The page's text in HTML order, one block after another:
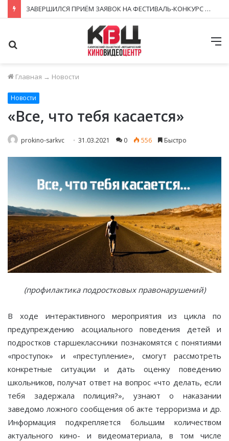
ЗАВЕРШИЛСЯ ПРИЁМ ЗАЯВОК НА ФЕСТИВАЛЬ-КОНКУРС «КИНОВЕРТИКАЛЬ 2026»
Главная → Новости
Новости
«Все, что тебя касается»
prokino-sarkvc 31.03.2021 0 556 Быстро
(профилактика подростковых правонарушений)
В ходе интерактивного мероприятия из цикла по
предупреждению асоциального поведения детей и
подростков старшеклассники познакомятся с понятиями
«проступок» и «преступление», смогут рассмотреть
конкретные ситуации и дать оценку поведению
школьников, получат ответ на вопрос «что делать, если
тебя задержала полиция?», узнают о наказании
заведомо ложного сообщения об акте терроризма и др.
Информация подкрепляется большим количеством
актуального кино- и видеоматериала, в том числе